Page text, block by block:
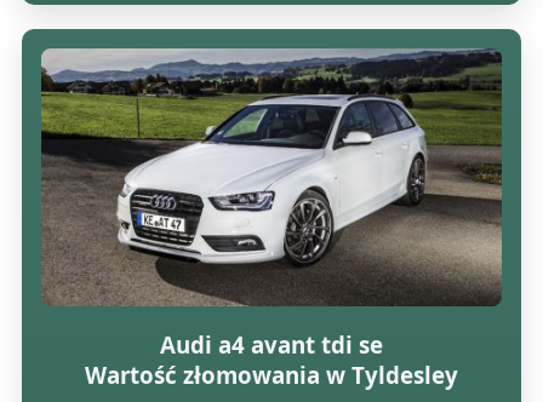
Audi a4 avant tdi se
Wartość złomowania w Tyldesley